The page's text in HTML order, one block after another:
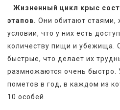
Жизненный цикл крыс
этапов. Они обитают стаями,
условии, что у них есть
количеству пищи и убежища.
быстрые, что делает их
размножаются очень быстро.
пометов в год, в каждом из
10 особей.